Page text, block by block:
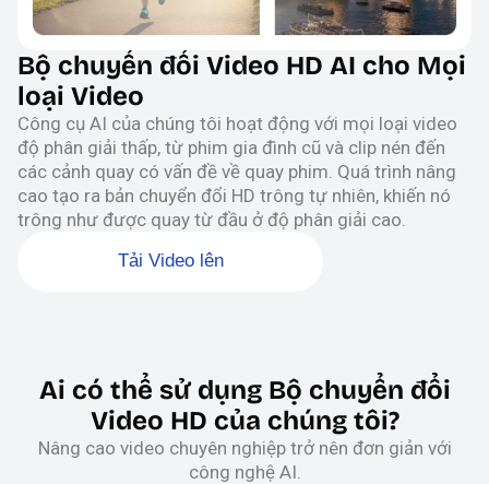
Bộ chuyển đổi Video HD AI cho Mọi
loại Video
Công cụ AI của chúng tôi hoạt động với mọi loại video
độ phân giải thấp, từ phim gia đình cũ và clip nén đến
các cảnh quay có vấn đề về quay phim. Quá trình nâng
cao tạo ra bản chuyển đổi HD trông tự nhiên, khiến nó
trông như được quay từ đầu ở độ phân giải cao.
Tải Video lên
Ai có thể sử dụng Bộ chuyển đổi
Video HD của chúng tôi?
Nâng cao video chuyên nghiệp trở nên đơn giản với
công nghệ AI.